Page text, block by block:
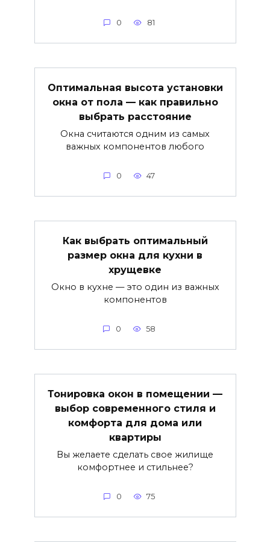
0 81
Оптимальная высота установки
окна от пола — как правильно
выбрать расстояние
Окна считаются одним из самых
важных компонентов любого
0 47
Как выбрать оптимальный
размер окна для кухни в
хрущевке
Окно в кухне — это один из важных
компонентов
0 58
Тонировка окон в помещении —
выбор современного стиля и
комфорта для дома или
квартиры
Вы желаете сделать свое жилище
комфортнее и стильнее?
0 75